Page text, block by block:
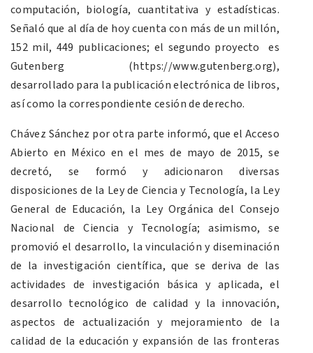
computación, biología, cuantitativa y estadísticas.
Señaló que al día de hoy cuenta con más de un millón,
152 mil, 449 publicaciones; el segundo proyecto es
Gutenberg (https://www.gutenberg.org),
desarrollado para la publicación electrónica de libros,
así como la correspondiente cesión de derecho.
Chávez Sánchez por otra parte informó, que el Acceso
Abierto en México en el mes de mayo de 2015, se
decretó, se formó y adicionaron diversas
disposiciones de la Ley de Ciencia y Tecnología, la Ley
General de Educación, la Ley Orgánica del Consejo
Nacional de Ciencia y Tecnología; asimismo, se
promovió el desarrollo, la vinculación y diseminación
de la investigación científica, que se deriva de las
actividades de investigación básica y aplicada, el
desarrollo tecnológico de calidad y la innovación,
aspectos de actualización y mejoramiento de la
calidad de la educación y expansión de las fronteras